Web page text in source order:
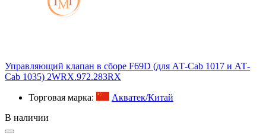
Управляющий клапан в сборе F69D (для АТ-Cab 1017 и АТ-
Cab 1035) 2WRX.972.283RX
Торговая марка:
Акватек/Китай
В наличии